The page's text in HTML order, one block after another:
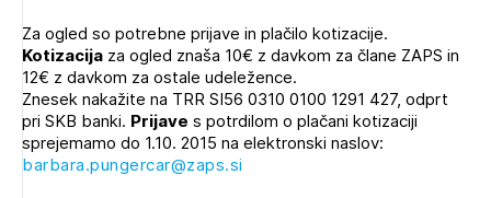
REGISTRIRAJTE SE
Za ogled so potrebne prijave in plačilo kotizacije.
Kotizacija za ogled znaša 10€ z davkom za člane ZAPS in
12€ z davkom za ostale udeležence.
Znesek nakažite na TRR SI56 0310 0100 1291 427, odprt
pri SKB banki. Prijave s potrdilom o plačani kotizaciji
sprejemamo do 1.10. 2015 na elektronski naslov:
barbara.pungercar@zaps.si
NAPREJ